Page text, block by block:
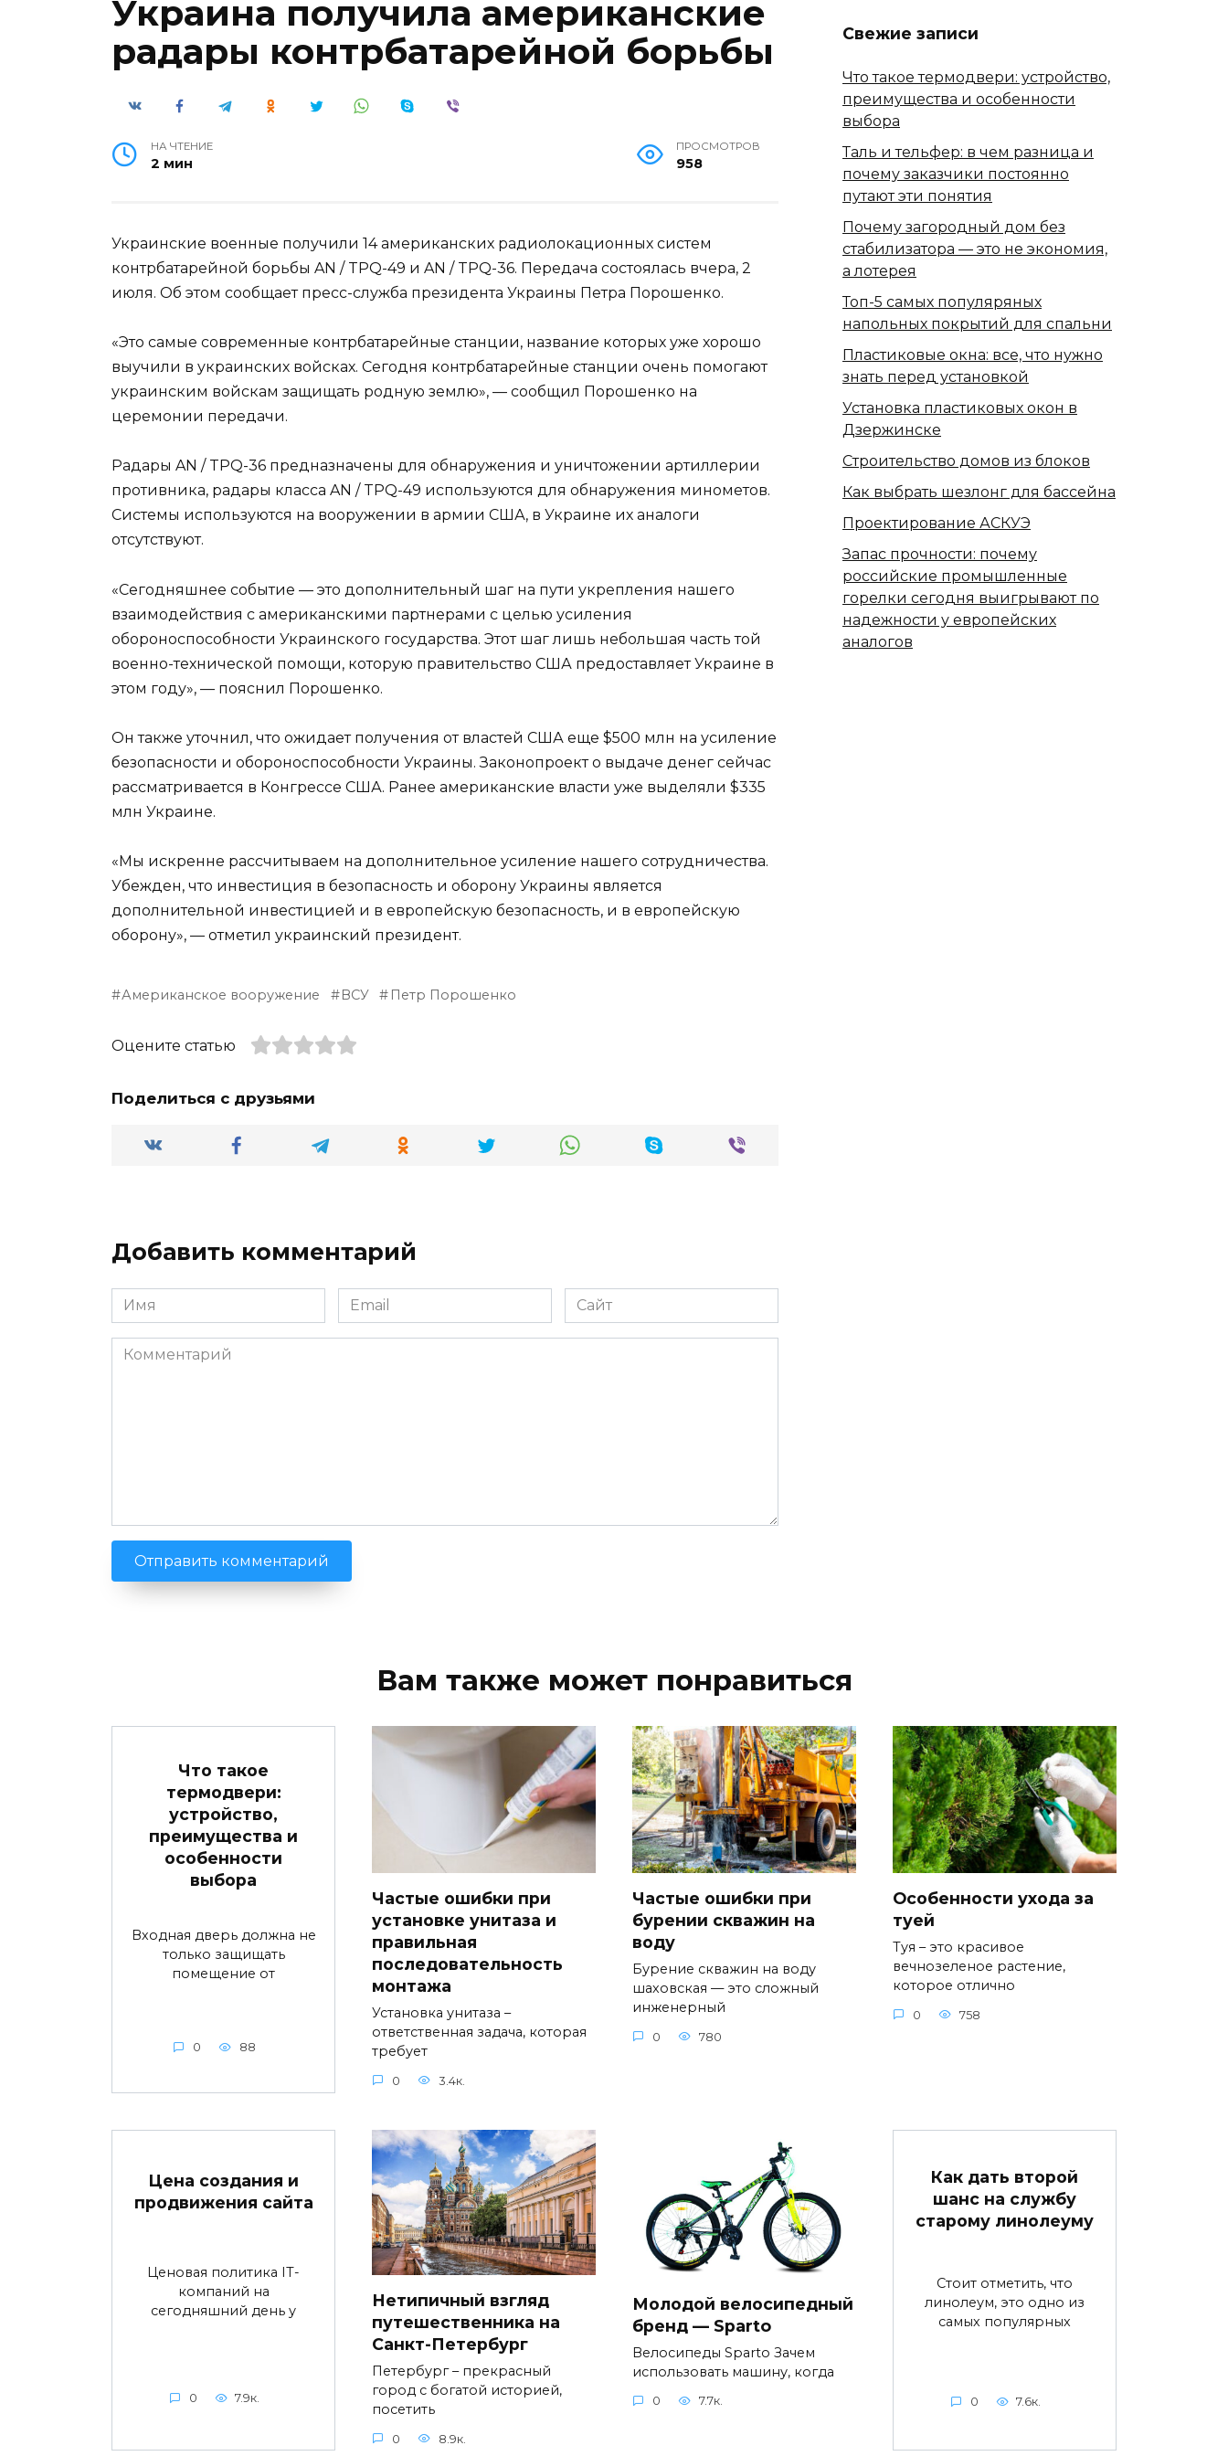
Украина получила американские
радары контрбатарейной борьбы
НА ЧТЕНИЕ
2 мин
ПРОСМОТРОВ
958
Украинские военные получили 14 американских радиолокационных систем
контрбатарейной борьбы AN / TPQ-49 и AN / TPQ-36. Передача состоялась вчера, 2
июля. Об этом сообщает пресс-служба президента Украины Петра Порошенко.
«Это самые современные контрбатарейные станции, название которых уже хорошо
выучили в украинских войсках. Сегодня контрбатарейные станции очень помогают
украинским войскам защищать родную землю», — сообщил Порошенко на
церемонии передачи.
Радары AN / TPQ-36 предназначены для обнаружения и уничтожении артиллерии
противника, радары класса AN / TPQ-49 используются для обнаружения минометов.
Системы используются на вооружении в армии США, в Украине их аналоги
отсутствуют.
«Сегодняшнее событие — это дополнительный шаг на пути укрепления нашего
взаимодействия с американскими партнерами с целью усиления
обороноспособности Украинского государства. Этот шаг лишь небольшая часть той
военно-технической помощи, которую правительство США предоставляет Украине в
этом году», — пояснил Порошенко.
Он также уточнил, что ожидает получения от властей США еще $500 млн на усиление
безопасности и обороноспособности Украины. Законопроект о выдаче денег сейчас
рассматривается в Конгрессе США. Ранее американские власти уже выделяли $335
млн Украине.
«Мы искренне рассчитываем на дополнительное усиление нашего сотрудничества.
Убежден, что инвестиция в безопасность и оборону Украины является
дополнительной инвестицией и в европейскую безопасность, и в европейскую
оборону», — отметил украинский президент.
Американское вооружение ВСУ Петр Порошенко
Оцените статью
Поделиться с друзьями
Добавить комментарий
Имя
*
Email
*
Сайт
Комментарий
Свежие записи
Что такое термодвери: устройство,
преимущества и особенности
выбора
Таль и тельфер: в чем разница и
почему заказчики постоянно
путают эти понятия
Почему загородный дом без
стабилизатора — это не экономия,
а лотерея
Топ-5 самых популяряных
напольных покрытий для спальни
Пластиковые окна: все, что нужно
знать перед установкой
Установка пластиковых окон в
Дзержинске
Строительство домов из блоков
Как выбрать шезлонг для бассейна
Проектирование АСКУЭ
Запас прочности: почему
российские промышленные
горелки сегодня выигрывают по
надежности у европейских
аналогов
Вам также может понравиться
Что такое
термодвери:
устройство,
преимущества и
особенности
выбора
Входная дверь должна не
только защищать
помещение от
0 88
Частые ошибки при
установке унитаза и
правильная
последовательность
монтажа
Установка унитаза –
ответственная задача, которая
требует
0 3.4к.
Частые ошибки при
бурении скважин на
воду
Бурение скважин на воду
шаховская — это сложный
инженерный
0 780
Особенности ухода за
туей
Туя – это красивое
вечнозеленое растение,
которое отлично
0 758
Цена создания и
продвижения сайта
Ценовая политика IT-
компаний на
сегодняшний день у
0 7.9к.
Нетипичный взгляд
путешественника на
Санкт-Петербург
Петербург – прекрасный
город с богатой историей,
посетить
0 8.9к.
Молодой велосипедный
бренд — Sparto
Велосипеды Sparto Зачем
использовать машину, когда
0 7.7к.
Как дать второй
шанс на службу
старому линолеуму
Стоит отметить, что
линолеум, это одно из
самых популярных
0 7.6к.